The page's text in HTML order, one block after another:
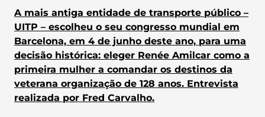
A mais antiga entidade de transporte público –
UITP – escolheu o seu congresso mundial em
Barcelona, em 4 de junho deste ano, para uma
decisão histórica: eleger Renée Amilcar como a
primeira mulher a comandar os destinos da
veterana organização de 128 anos. Entrevista
realizada por Fred Carvalho.